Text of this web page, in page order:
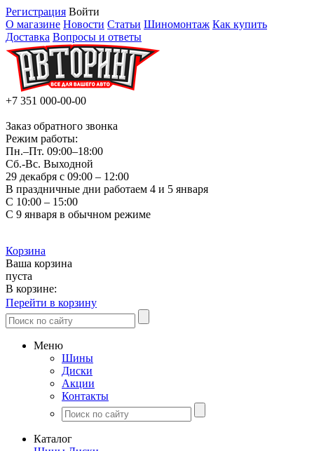
Регистрация Войти
О магазине Новости Статьи Шиномонтаж Как купить
Доставка Вопросы и ответы
+7 351 000-00-00
Заказ обратного звонка
Режим работы:
Пн.–Пт. 09:00–18:00
Сб.-Вс. Выходной
29 декабря с 09:00 – 12:00
В праздничные дни работаем 4 и 5 января
С 10:00 – 15:00
С 9 января в обычном режиме
Корзина
Ваша корзина
пуста
В корзине:
Перейти в корзину
Меню
Шины
Диски
Акции
Контакты
Каталог